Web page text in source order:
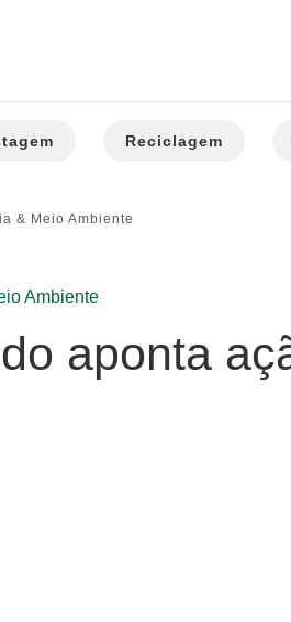
Reciclagem
& Meio Ambiente
Ambiente
aponta